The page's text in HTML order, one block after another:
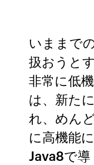
いままで
扱おうと
非常に低
は、新た
れ、めん
に高機能
Java8で導